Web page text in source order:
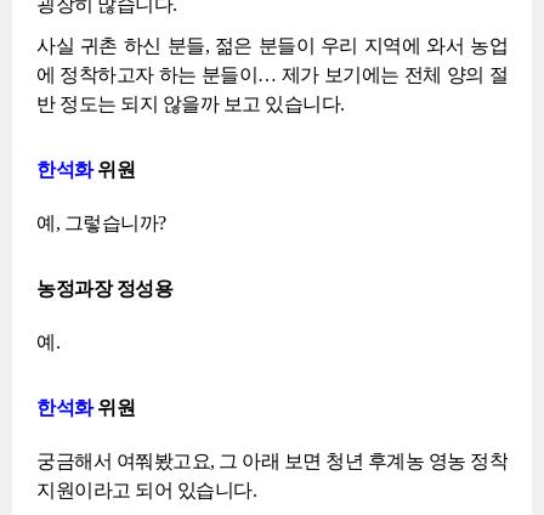
굉장히 많습니다.
사실 귀촌 하신 분들, 젊은 분들이 우리 지역에 와서 농업
에 정착하고자 하는 분들이… 제가 보기에는 전체 양의 절
반 정도는 되지 않을까 보고 있습니다.
한석화위원
예, 그렇습니까?
농정과장 정성용
예.
한석화위원
궁금해서 여쭤봤고요, 그 아래 보면 청년 후계농 영농 정착
지원이라고 되어 있습니다.